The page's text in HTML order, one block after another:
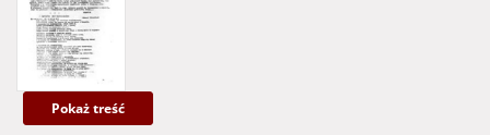
Pokaż treść